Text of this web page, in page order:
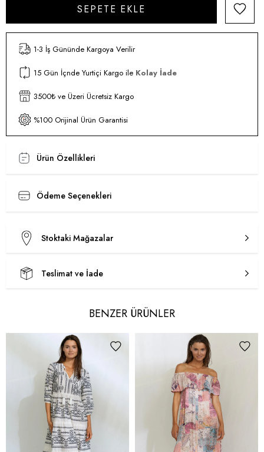
1-3 İş Gününde Kargoya Verilir
15 Gün İçnde Yurtiçi Kargo ile Kolay İade
3500₺ ve Üzeri Ücretsiz Kargo
%100 Orijinal Ürün Garantisi
Ürün Özellikleri
Ödeme Seçenekleri
Stoktaki Mağazalar
Teslimat ve İade
BENZER ÜRÜNLER